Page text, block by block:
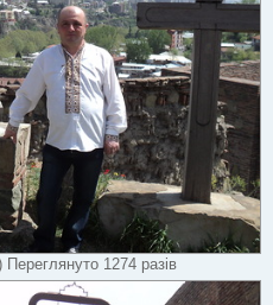
1274 разів